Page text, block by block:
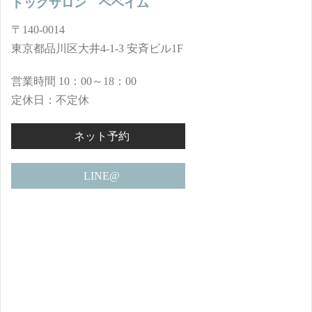
ドッグサロン ベベイム
〒140-0014
東京都品川区大井4-1-3 安斉ビル1F
営業時間 10：00～18：00
定休日：不定休
ネット予約
LINE@